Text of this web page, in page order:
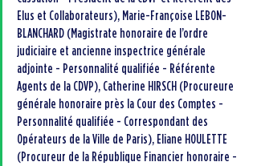
Elus et Collaborateurs), Marie-Françoise LEBON-
BLANCHARD (Magistrate honoraire de l’ordre
judiciaire et ancienne inspectrice générale
adjointe - Personnalité qualifiée - Référente
Agents de la CDVP), Catherine HIRSCH (Procureure
générale honoraire près la Cour des Comptes -
Personnalité qualifiée - Correspondant des
Opérateurs de la Ville de Paris), Eliane HOULETTE
(Procureur de la République Financier honoraire -